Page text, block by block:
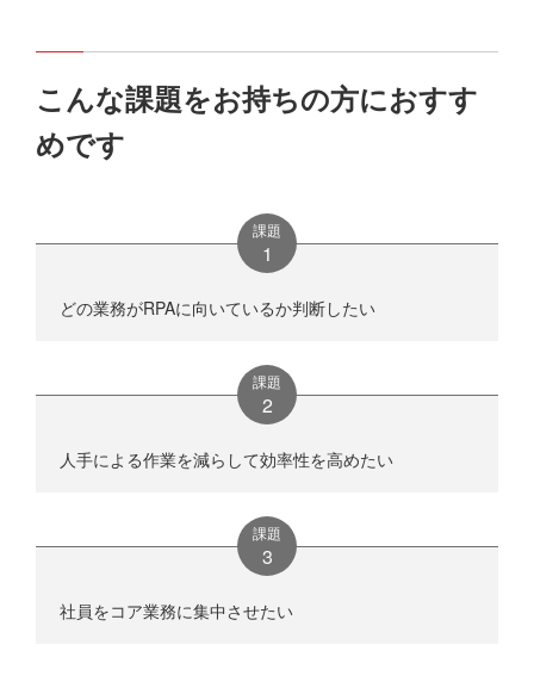
こんな課題をお持ちの方におすす
めです
課題
どの業務がRPAに向いているか判断したい
課題
人手による作業を減らして効率性を高めたい
課題
社員をコア業務に集中させたい